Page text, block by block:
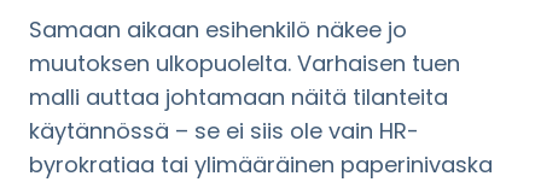
Samaan aikaan esihenkilö näkee jo
muutoksen ulkopuolelta. Varhaisen tuen
malli auttaa johtamaan näitä tilanteita
käytännössä – se ei siis ole vain HR-
byrokratiaa tai ylimääräinen paperinivaska